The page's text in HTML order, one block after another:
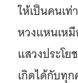
ให้เป็นคนเท่
หวงแหนเห
แสวงประโย
เกิดได้กับทุ